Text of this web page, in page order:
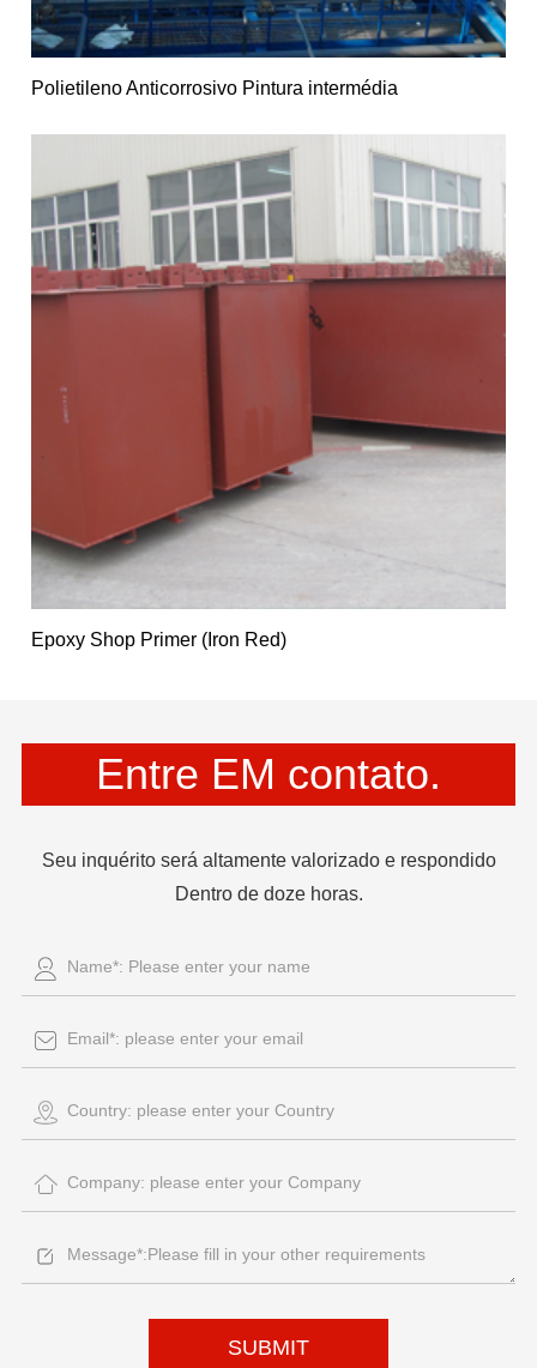
Polietileno Anticorrosivo Pintura intermédia
Epoxy Shop Primer (Iron Red)
Entre EM contato.
Seu inquérito será altamente valorizado e respondido
Dentro de doze horas.
SUBMIT